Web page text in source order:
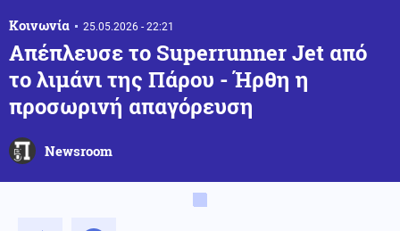
Κοινωνία 25.05.2026 - 22:21
Απέπλευσε το Superrunner Jet από
το λιμάνι της Πάρου - Ήρθη η
προσωρινή απαγόρευση
Newsroom